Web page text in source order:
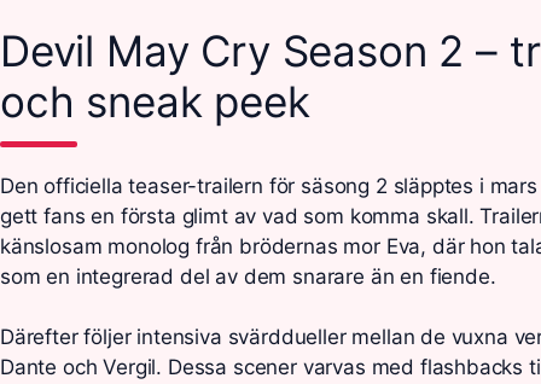
Devil May Cry Season 2 –
och sneak peek
Den officiella teaser-trailern för säsong 2 släpptes i
gett fans en första glimt av vad som komma skall.
känslosam monolog från brödernas mor Eva, där hon
som en integrerad del av dem snarare än en fiende.
Därefter följer intensiva svärddueller mellan de vuxna
Dante och Vergil. Dessa scener varvas med flashbacks